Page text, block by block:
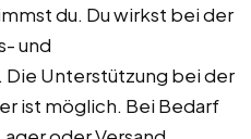
du. Du wirkst bei der
und
Unterstützung bei der
ist möglich. Bei Bedarf